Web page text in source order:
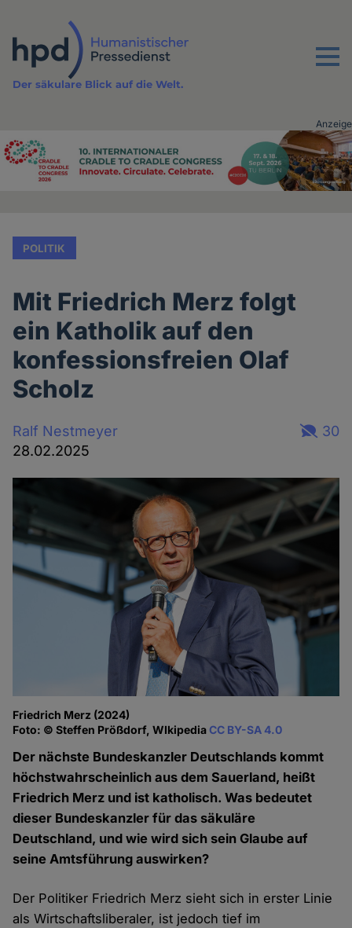
Inhalt
Menu
Der säkulare Blick auf die Welt.
Advertising
Anzeige
POLITIK
Mit Friedrich Merz folgt
ein Katholik auf den
konfessionsfreien Olaf
Scholz
Ralf Nestmeyer
28.02.2025
30
Friedrich Merz (2024)
Foto: © Steffen Prößdorf, WIkipediaCC BY-SA 4.0
Der nächste Bundeskanzler Deutschlands kommt
höchstwahrscheinlich aus dem Sauerland, heißt
Friedrich Merz und ist katholisch. Was bedeutet
dieser Bundeskanzler für das säkuläre
Deutschland, und wie wird sich sein Glaube auf
seine Amtsführung auswirken?
Der Politiker Friedrich Merz sieht sich in erster Linie
als Wirtschaftsliberaler, ist jedoch tief im